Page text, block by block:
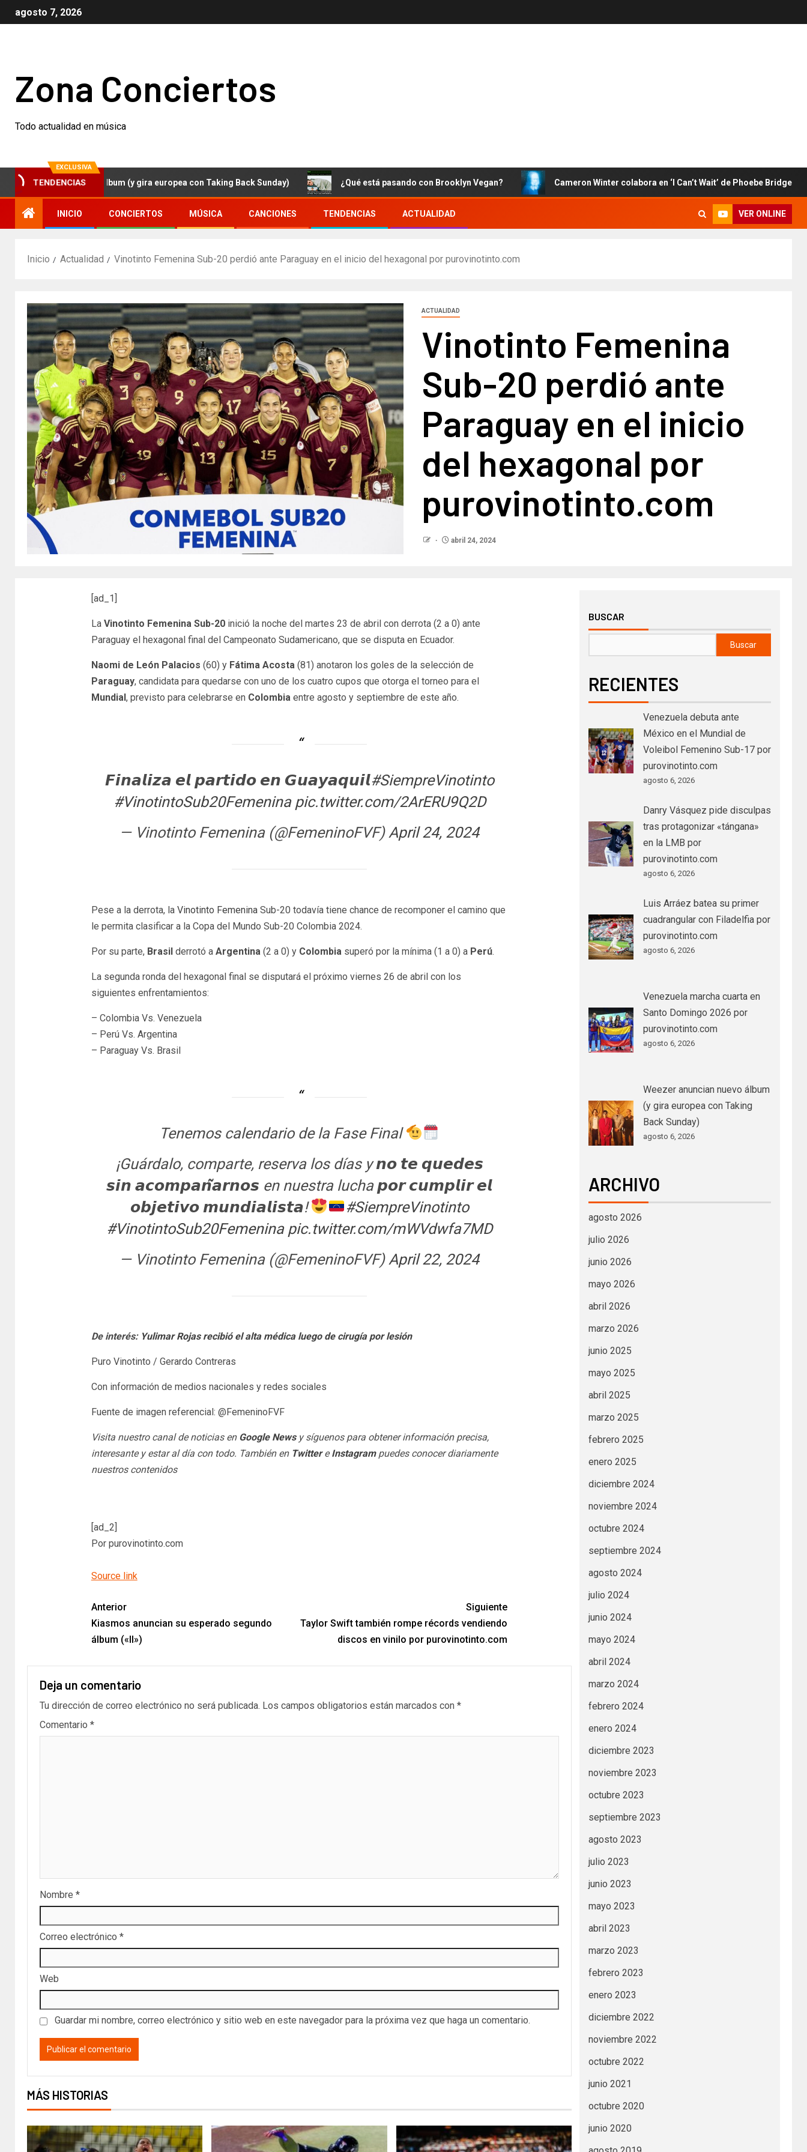
agosto 7, 2026
Zona Conciertos
Todo actualidad en música
EXCLUSIVA
TENDENCIAS
anuncian nuevo álbum (y gira europea con Taking Back Sunday) ¿Qué está pasando con Brooklyn Vegan? Cameron Winter colabora en ‘I Can’t Wait’ de Phoebe Bridgers
INICIO CONCIERTOS MÚSICA CANCIONES TENDENCIAS ACTUALIDAD VER ONLINE
Inicio Actualidad Vinotinto Femenina Sub-20 perdió ante Paraguay en el inicio del hexagonal por purovinotinto.com
ACTUALIDAD
Vinotinto Femenina
Sub-20 perdió ante
Paraguay en el inicio
del hexagonal por
purovinotinto.com
abril 24, 2024
[ad_1]
La Vinotinto Femenina Sub-20inició la noche del martes 23 de abril con derrota (2 a 0) ante
Paraguay el hexagonal final del Campeonato Sudamericano, que se disputa en Ecuador.
Naomi de León Palacios (60) y Fátima Acosta(81) anotaron los goles de la selección de
Paraguay, candidata para quedarse con uno de los cuatro cupos que otorga el torneo para el
Mundial , previsto para celebrarse en Colombiaentre agosto y septiembre de este año.
𝙁𝙞𝙣𝙖𝙡𝙞𝙯𝙖 𝙚𝙡 𝙥𝙖𝙧𝙩𝙞𝙙𝙤 𝙚𝙣 𝙂𝙪𝙖𝙮𝙖𝙦𝙪𝙞𝙡#SiempreVinotinto
#VinotintoSub20Femenina pic.twitter.com/2ArERU9Q2D
— Vinotinto Femenina (@FemeninoFVF)April 24, 2024
Pese a la derrota, la Vinotinto FemeninaSub-20 todavía tiene chance de recomponer el camino que
le permita clasificar a la Copa del Mundo Sub-20 Colombia 2024.
Por su parte, Brasilderrotó a Argentina (2 a 0) y Colombia superó por la mínima (1 a 0) a Perú.
La segunda ronda del hexagonal final se disputará el próximo viernes 26 de abril con los
siguientes enfrentamientos:
– Colombia Vs. Venezuela
– Perú Vs. Argentina
– Paraguay Vs. Brasil
Tenemos calendario de la Fase Final
¡Guárdalo, comparte, reserva los días y 𝙣𝙤 𝙩𝙚 𝙦𝙪𝙚𝙙𝙚𝙨
𝙨𝙞𝙣 𝙖𝙘𝙤𝙢𝙥𝙖𝙣̃𝙖𝙧𝙣𝙤𝙨 en nuestra lucha 𝙥𝙤𝙧 𝙘𝙪𝙢𝙥𝙡𝙞𝙧 𝙚𝙡
𝙤𝙗𝙟𝙚𝙩𝙞𝙫𝙤 𝙢𝙪𝙣𝙙𝙞𝙖𝙡𝙞𝙨𝙩𝙖!
#SiempreVinotinto
#VinotintoSub20Femenina pic.twitter.com/mWVdwfa7MD
— Vinotinto Femenina (@FemeninoFVF)April 22, 2024
De interés: Yulimar Rojas recibió el alta médica luego de cirugía por lesión
Puro Vinotinto / Gerardo Contreras
Con información de medios nacionales y redes sociales
Fuente de imagen referencial: @FemeninoFVF
Visita nuestro canal de noticias en Google Newsy síguenos para obtener información precisa,
interesante y estar al día con todo. También en TwittereInstagrampuedes conocer diariamente
nuestros contenidos
[ad_2]
Por purovinotinto.com
Source link
Anterior
Kiasmos anuncian su esperado segundo
álbum («II»)
Siguiente
Taylor Swift también rompe récords vendiendo
discos en vinilo por purovinotinto.com
Deja un comentario
Tu dirección de correo electrónico no será publicada. Los campos obligatorios están marcados con *
Comentario *
Nombre *
Correo electrónico *
Web
Guardar mi nombre, correo electrónico y sitio web en este navegador para la próxima vez que haga un comentario.
MÁS HISTORIAS
BUSCAR
Buscar
RECIENTES
Venezuela debuta ante
México en el Mundial de
Voleibol Femenino Sub-17 por
purovinotinto.com
agosto 6, 2026
Danry Vásquez pide disculpas
tras protagonizar «tángana»
en la LMB por
purovinotinto.com
agosto 6, 2026
Luis Arráez batea su primer
cuadrangular con Filadelfia por
purovinotinto.com
agosto 6, 2026
Venezuela marcha cuarta en
Santo Domingo 2026 por
purovinotinto.com
agosto 6, 2026
Weezer anuncian nuevo álbum
(y gira europea con Taking
Back Sunday)
agosto 6, 2026
ARCHIVO
agosto 2026
julio 2026
junio 2026
mayo 2026
abril 2026
marzo 2026
junio 2025
mayo 2025
abril 2025
marzo 2025
febrero 2025
enero 2025
diciembre 2024
noviembre 2024
octubre 2024
septiembre 2024
agosto 2024
julio 2024
junio 2024
mayo 2024
abril 2024
marzo 2024
febrero 2024
enero 2024
diciembre 2023
noviembre 2023
octubre 2023
septiembre 2023
agosto 2023
julio 2023
junio 2023
mayo 2023
abril 2023
marzo 2023
febrero 2023
enero 2023
diciembre 2022
noviembre 2022
octubre 2022
junio 2021
octubre 2020
junio 2020